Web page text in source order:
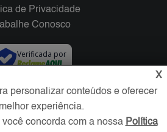
de Privacidade
Conosco
Verificada por
Sociais
X
personalizar conteúdos e oferecer
experiência.
concorda com a nossa Política